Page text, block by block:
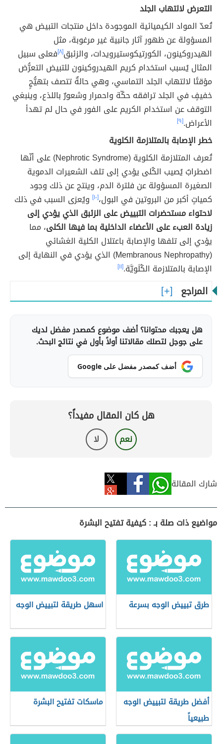
التعرض لالتهاب الجلد
تُعدّ المواد الكيميائية الموجودة داخل منتجات التبيض هي
المسؤولة عن ظهور آثار جانبية غير مرغوبة، مثل
الهيدروكينون، الكورتيكوستيرويدات، والزئبق[٨] فعلى سبيل
المثال يُسبب استخدام كريم الهيدروكينون للتبيض التعرُّض
مؤقتًا لالتهاب الجلد التماسي، وهي حالةٌ تتصف بتهيُّجٍ
خفيفٍ في الجلد ترافقه حكّة واحمرار وشعورٌ باللذع، وينبغي
التوقف عن استخدام الكريم على الفور في حال لم تهدأ
الأعراض.[٩]
خطر الإصابة بالمتلازمة الكلوية
تُعرف المتلازمة الكلوية (Nephrotic Syndrome) على أنّها
اضطرابٌ يُصيب الكُلى يؤدي إلى تلف الشعيرات الدموية
الصغيرة المسؤولة عن فلترة الدم، وينتج عن ذلك وجود
كمياتٍ أكبر من البروتين في البول،[١٠]
ويُعزى السبب في ذلك
لاحتواء مستحضرات التبييض على الزئبق الذي يؤدي إلى
زيادة العبء على الأعضاء الداخلية بما فيها الكلى، مما
يؤدي إلى تلفها والإصابة باعتلال الكلية الغشائي
(
Membranous Nephropathy) الذي يؤدي في النهاية إلى
الإصابة بالمتلازمة الكُلَويَّة.[١١]
المراجع
هل يعجبك محتوانا؟ أضف موضوع كمصدر مفضل لديك
على جوجل لتصلك مقالاتنا أولاً بأول في نتائج البحث.
أضف كمصدر مفضل على Google
هل كان المقال مفيداً؟
نعم لا
شارك المقالة
مواضيع ذات صلة بـ : كيفية تفتيح البشرة
طرق تبييض الوجه بسرعة اسهل طريقة لتبييض الوجه
أفضل طريقة لتبييض الوجه
طبيعياً
ماسكات تفتيح البشرة